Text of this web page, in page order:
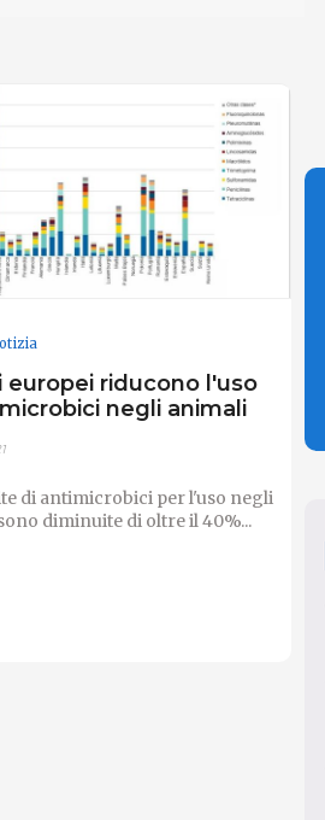
europei riducono l'uso
negli animali
di antimicrobici per l'uso negli
diminuite di oltre il 40%...